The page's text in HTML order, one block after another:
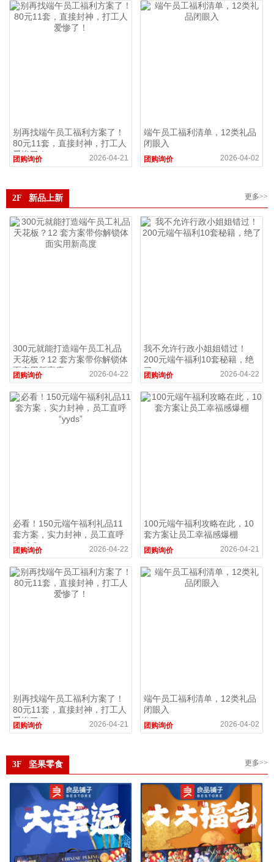
别再找端午员工福利方案了！
80元11套，直接封神，打工人
爱惨了！
团购询价 2026-04-21
端午员工福利清单，12类礼品
闭眼入
团购询价 2026-04-02
2F 新品上新 更多>>
300元就能打造端午员工礼品
天花板？12 套方案带你解锁体
面实用新高度
团购询价 2026-04-22
我不允许行政小姐姐错过！
200元端午福利10套秘籍，绝
了
团购询价 2026-04-22
必看！150元端午福利礼品11
套方案，实力封神，员工直呼
“yyds”
团购询价 2026-04-22
100元端午福利攻略在此，10
套方案让员工幸福感爆棚
团购询价 2026-04-21
别再找端午员工福利方案了！
80元11套，直接封神，打工人
爱惨了！
团购询价 2026-04-21
端午员工福利清单，12类礼品
闭眼入
团购询价 2026-04-02
3F 坚果零食 更多>>